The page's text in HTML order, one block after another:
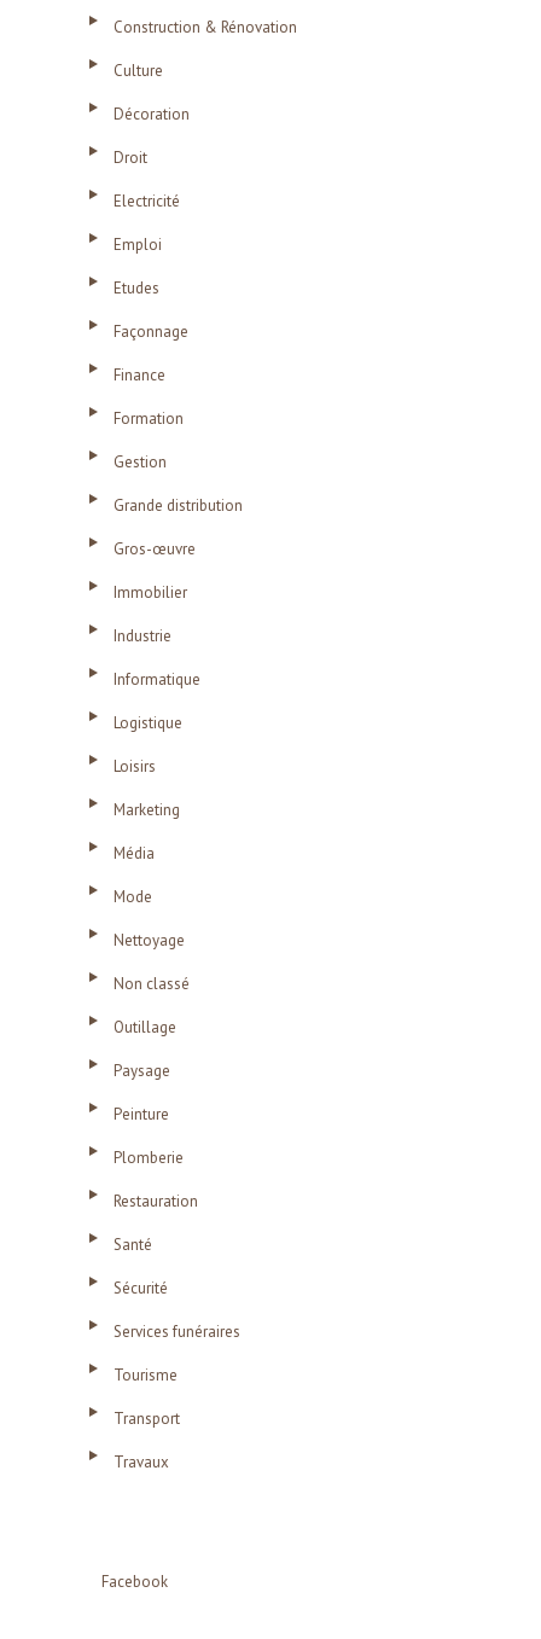
Construction & Rénovation
Culture
Décoration
Droit
Electricité
Emploi
Etudes
Façonnage
Finance
Formation
Gestion
Grande distribution
Gros-œuvre
Immobilier
Industrie
Informatique
Logistique
Loisirs
Marketing
Média
Mode
Nettoyage
Non classé
Outillage
Paysage
Peinture
Plomberie
Restauration
Santé
Sécurité
Services funéraires
Tourisme
Transport
Travaux
Facebook